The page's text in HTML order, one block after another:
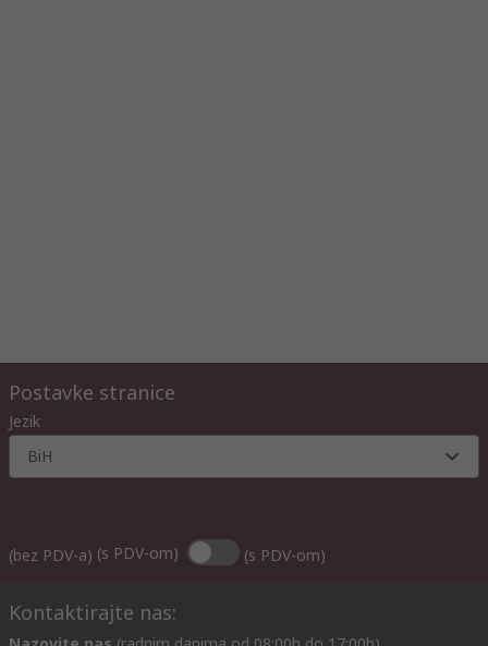
Postavke stranice
Jezik
BiH
(bez PDV-a) (s PDV-om) (s PDV-om)
Kontaktirajte nas: